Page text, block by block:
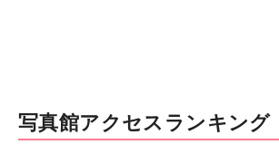
写真館アクセスランキング